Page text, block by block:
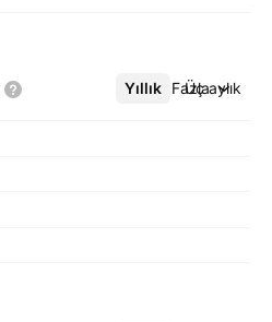
Yıllık Üç aylık
Daha Fazla